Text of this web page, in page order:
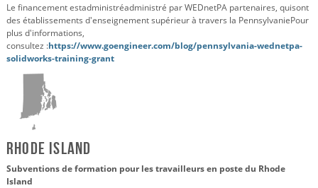
Le financement estadministréadministré parWEDnetPA partenaires, quisont
des établissements d'enseignement supérieur à travers la PennsylvaniePour
plus d'informations,
consultez :https://www.goengineer.com/blog/pennsylvania-wednetpa-
solidworks-training-grant
Rhode Island
Subventions de formation pour les travailleurs en poste du Rhode
Island